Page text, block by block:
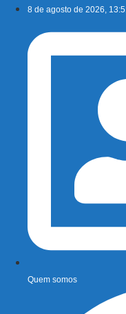
conteúdo
8 de agosto de 2026,
Quem somos